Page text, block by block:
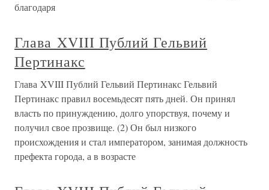
благодаря
Глава XVIII Публий Гельвий
Пертинакс
Глава XVIII Публий Гельвий Пертинакс Гельвий
Пертинакс правил восемьдесят пять дней. Он принял
власть по принуждению, долго упорствуя, почему и
получил свое прозвище. (2) Он был низкого
происхождения и стал императором, занимая должность
префекта города, а в возрасте